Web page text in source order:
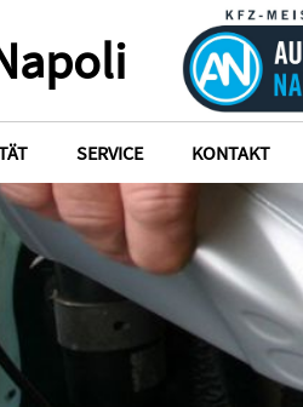
SERVICE KONTAKT